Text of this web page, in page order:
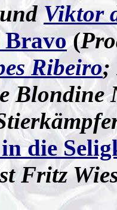
Viktor
Bravo(
Ribeiro;
die
Fritz